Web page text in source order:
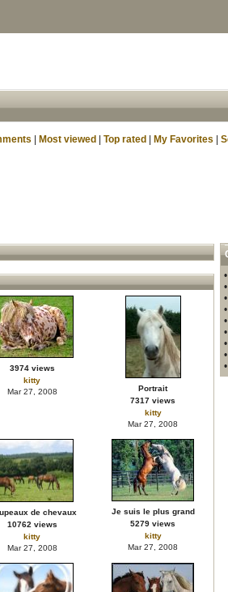
Most viewed Top rated My Favorites
3974 views
kitty
Mar 27, 2008
Portrait
7317 views
kitty
Mar 27, 2008
de chevaux
10762 views
kitty
Mar 27, 2008
Je suis le plus grand
5279 views
kitty
Mar 27, 2008
•
•
•
•